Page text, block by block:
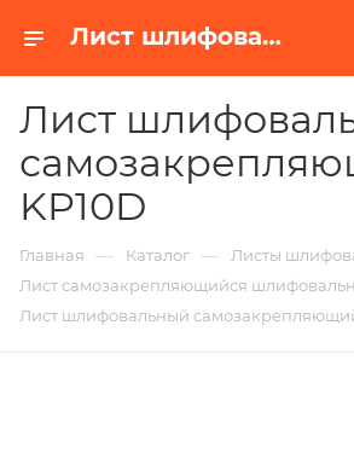
Лист шлифовальный самозакрепляющийся KP10D в Белгороде | Купить по недорогой цене от Абразивного Завода
Лист
KP10D
Главная — Каталог — Листы
Лист самозакрепляющийся
Лист шлифовальный